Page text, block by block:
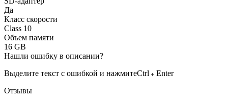
Да
Класс скорости
Class 10
Объем памяти
16 GB
Нашли ошибку в описании?
Выделите текст с ошибкой и нажмитеCtrl
Enter
Отзывы